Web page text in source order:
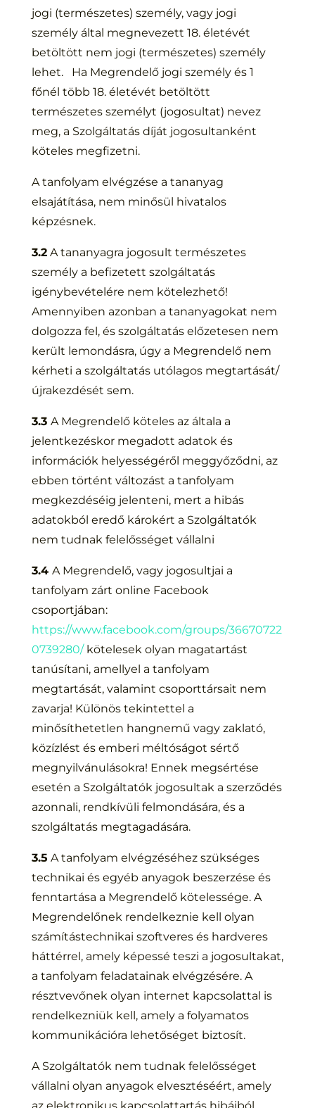
jogi (természetes) személy, vagy jogi
személy által megnevezett 18. életévét
betöltött nem jogi (természetes) személy
lehet. Ha Megrendelő jogi személy és 1
főnél több 18. életévét betöltött
természetes személyt (jogosultat) nevez
meg, a Szolgáltatás díját jogosultanként
köteles megfizetni.
A tanfolyam elvégzése a tananyag
elsajátítása, nem minősül hivatalos
képzésnek.
3.2A tananyagra jogosult természetes
személy a befizetett szolgáltatás
igénybevételére nem kötelezhető!
Amennyiben azonban a tananyagokat nem
dolgozza fel, és szolgáltatás előzetesen nem
került lemondásra, úgy a Megrendelő nem
kérheti a szolgáltatás utólagos megtartását/
újrakezdését sem.
3.3 A Megrendelő köteles az általa a
jelentkezéskor megadott adatok és
információk helyességéről meggyőződni, az
ebben történt változást a tanfolyam
megkezdéséig jelenteni, mert a hibás
adatokból eredő károkért a Szolgáltatók
nem tudnak felelősséget vállalni
3.4 A Megrendelő, vagy jogosultjai a
tanfolyam zárt online Facebook
csoportjában:
https://www.facebook.com/groups/36670722
0739280/kötelesek olyan magatartást
tanúsítani, amellyel a tanfolyam
megtartását, valamint csoporttársait nem
zavarja! Különös tekintettel a
minősíthetetlen hangnemű vagy zaklató,
közízlést és emberi méltóságot sértő
megnyilvánulásokra! Ennek megsértése
esetén a Szolgáltatók jogosultak a szerződés
azonnali, rendkívüli felmondására, és a
szolgáltatás megtagadására.
3.5 A tanfolyam elvégzéséhez szükséges
technikai és egyéb anyagok beszerzése és
fenntartása a Megrendelő kötelessége. A
Megrendelőnek rendelkeznie kell olyan
számítástechnikai szoftveres és hardveres
háttérrel, amely képessé teszi a jogosultakat,
a tanfolyam feladatainak elvégzésére. A
résztvevőnek olyan internet kapcsolattal is
rendelkezniük kell, amely a folyamatos
kommunikációra lehetőséget biztosít.
A Szolgáltatók nem tudnak felelősséget
vállalni olyan anyagok elvesztéséért, amely